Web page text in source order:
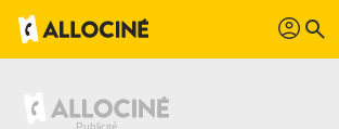
profil search